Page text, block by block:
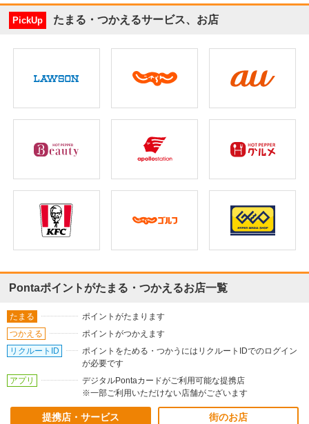
PickUp たまる・つかえるサービス、お店
Pontaポイントがたまる・つかえるお店一覧
たまる
ポイントがたまります
つかえる
ポイントがつかえます
リクルートID
ポイントをためる・つかうにはリクルートIDでのログイン
が必要です
アプリ
デジタルPontaカードがご利用可能な提携店
※一部ご利用いただけない店舗がございます
提携店・サービス 街のお店